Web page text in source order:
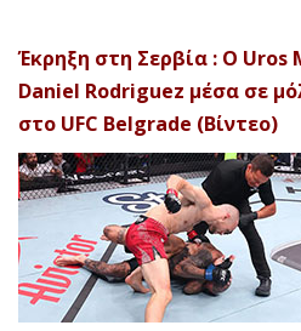
Έκρηξη στη Σερβία : Ο Uros
Daniel Rodriguez μέσα σε
στο UFC Belgrade (Βίντεο)